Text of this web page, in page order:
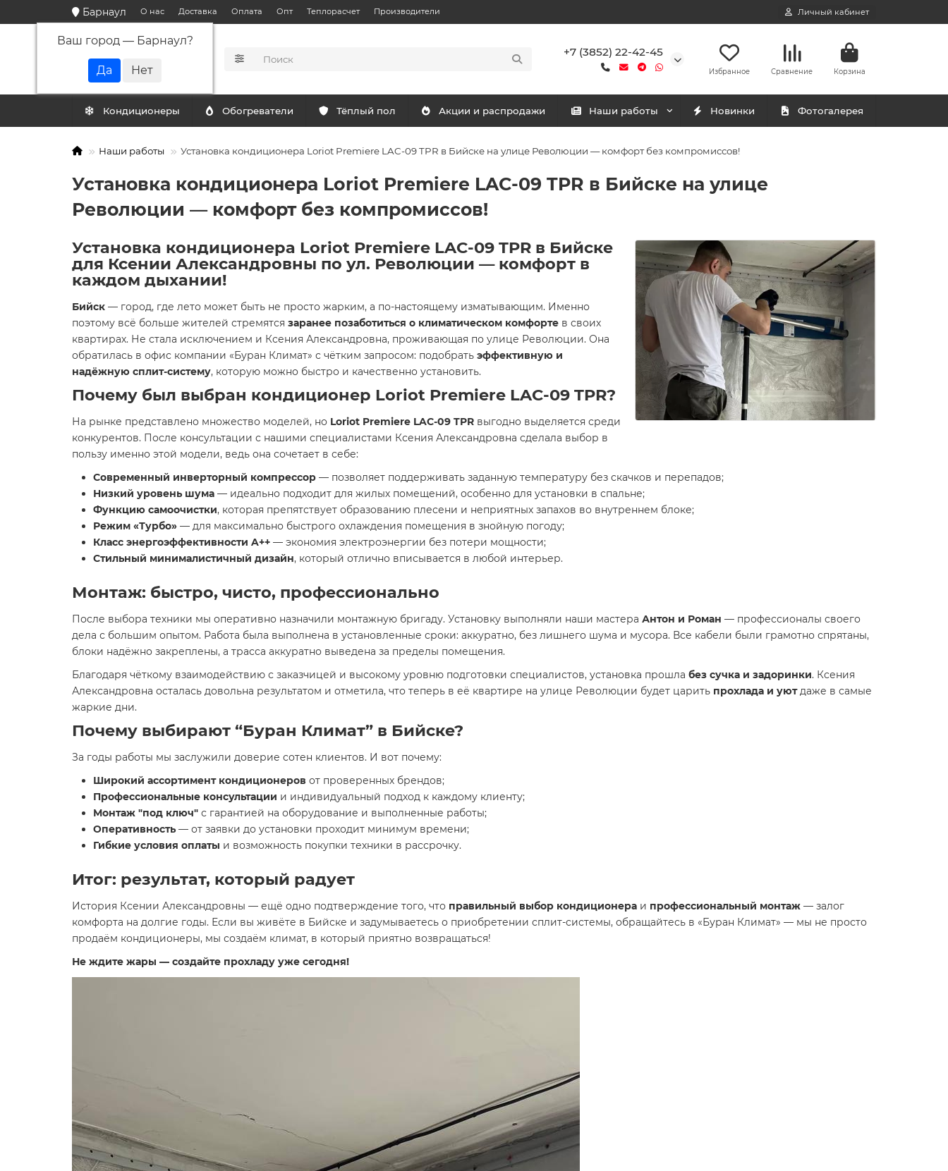
Барнаул
Ваш город — Барнаул?
О нас Доставка Оплата Опт Теплорасчет Производители Личный кабинет
+7 (3852) 22-42-45
Избранное Сравнение Корзина
Кондиционеры Обогреватели Тёплый пол Акции и распродажи Наши работы Новинки Фотогалерея
Наши работы Установка кондиционера Loriot Premiere LAC-09 TPR в Бийске на улице Революции — комфорт без компромиссов!
Установка кондиционера Loriot Premiere LAC-09 TPR в Бийске на улице
Революции — комфорт без компромиссов!
Установка кондиционера Loriot Premiere LAC-09 TPR в Бийске
для Ксении Александровны по ул. Революции — комфорт в
каждом дыхании!
Бийск — город, где лето может быть не просто жарким, а по-настоящему изматывающим. Именно
поэтому всё больше жителей стремятся заранее позаботиться о климатическом комфорте в своих
квартирах. Не стала исключением и Ксения Александровна, проживающая по улице Революции. Она
обратилась в офис компании «Буран Климат» с чётким запросом: подобрать эффективную и
надёжную сплит-систему, которую можно быстро и качественно установить.
Почему был выбран кондиционер Loriot Premiere LAC-09 TPR?
На рынке представлено множество моделей, но Loriot Premiere LAC-09 TPR выгодно выделяется среди
конкурентов. После консультации с нашими специалистами Ксения Александровна сделала выбор в
пользу именно этой модели, ведь она сочетает в себе:
Современный инверторный компрессор — позволяет поддерживать заданную температуру без скачков и перепадов;
Низкий уровень шума — идеально подходит для жилых помещений, особенно для установки в спальне;
Функцию самоочистки, которая препятствует образованию плесени и неприятных запахов во внутреннем блоке;
Режим «Турбо» — для максимально быстрого охлаждения помещения в знойную погоду;
Класс энергоэффективности A++ — экономия электроэнергии без потери мощности;
Стильный минималистичный дизайн, который отлично вписывается в любой интерьер.
Монтаж: быстро, чисто, профессионально
После выбора техники мы оперативно назначили монтажную бригаду. Установку выполняли наши мастера Антон и Роман — профессионалы своего
дела с большим опытом. Работа была выполнена в установленные сроки: аккуратно, без лишнего шума и мусора. Все кабели были грамотно спрятаны,
блоки надёжно закреплены, а трасса аккуратно выведена за пределы помещения.
Благодаря чёткому взаимодействию с заказчицей и высокому уровню подготовки специалистов, установка прошла без сучка и задоринки. Ксения
Александровна осталась довольна результатом и отметила, что теперь в её квартире на улице Революции будет царить прохлада и уютдаже в самые
жаркие дни.
Почему выбирают “Буран Климат” в Бийске?
За годы работы мы заслужили доверие сотен клиентов. И вот почему:
Широкий ассортимент кондиционеров от проверенных брендов;
Профессиональные консультации и индивидуальный подход к каждому клиенту;
Монтаж "под ключ" с гарантией на оборудование и выполненные работы;
Оперативность — от заявки до установки проходит минимум времени;
Гибкие условия оплаты и возможность покупки техники в рассрочку.
Итог: результат, который радует
История Ксении Александровны — ещё одно подтверждение того, что правильный выбор кондиционера и профессиональный монтаж — залог
комфорта на долгие годы. Если вы живёте в Бийске и задумываетесь о приобретении сплит-системы, обращайтесь в «Буран Климат» — мы не просто
продаём кондиционеры, мы создаём климат, в который приятно возвращаться!
Не ждите жары — создайте прохладу уже сегодня!